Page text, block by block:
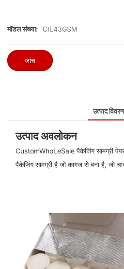
मॉडल संख्या: CIL43GSM
जांच
उत्पाद विवरण
उत्पाद अवलोकन
CustomWhoLeSale पैकेजिंग सामग्री
पैकेजिंग सामग्री है जो कागज से बना है, जो